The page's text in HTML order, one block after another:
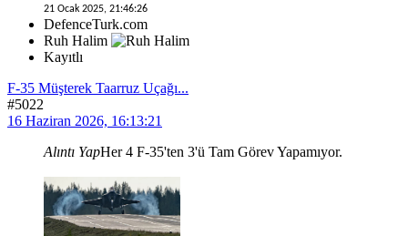
21 Ocak 2025, 21:46:26
DefenceTurk.com
Ruh Halim
Kayıtlı
F-35 Müşterek Taarruz Uçağı...
#5022
16 Haziran 2026, 16:13:21
Alıntı YapHer 4 F-35'ten 3'ü Tam Görev Yapamıyor.